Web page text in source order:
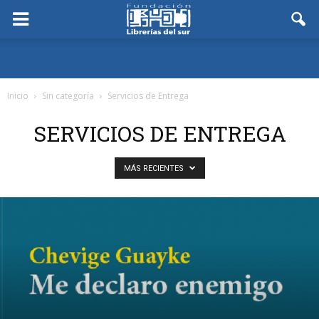
Inicio Sin categoría Servicios de Entrega
SERVICIOS DE ENTREGA
MÁS RECIENTES